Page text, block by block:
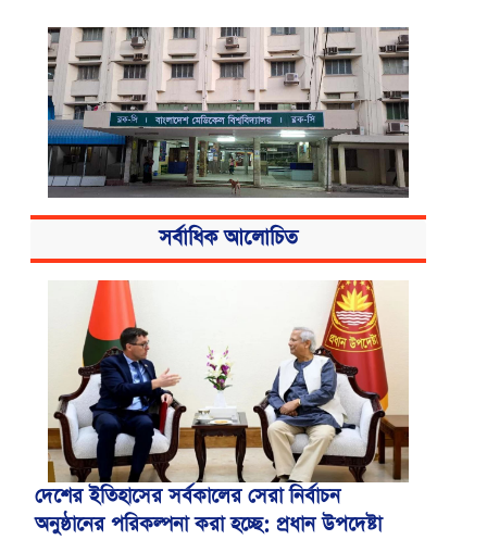
বিএসএমএমইউয়ের নতুন নাম বাংলাদেশ
মেডিকেল বিশ্ববিদ্যালয়
সর্বাধিক আলোচিত
দেশের ইতিহাসের সর্বকালের সেরা নির্বাচন
অনুষ্ঠানের পরিকল্পনা করা হচ্ছে: প্রধান উপদেষ্টা